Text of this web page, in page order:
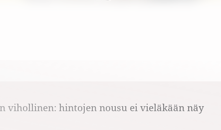
vihollinen: hintojen nousu ei vieläkään näy